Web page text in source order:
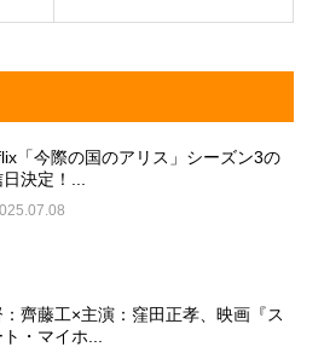
k
「今際の国のアリス」シーズン3の
決定！...
：齊藤工×主演：窪田正孝、映画『ス
・マイホ...